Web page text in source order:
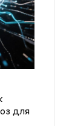
для